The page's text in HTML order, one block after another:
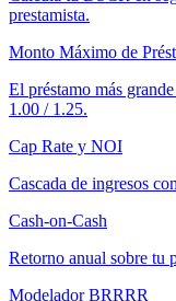
prestamista.
Monto Máximo de
El préstamo más
1.00 / 1.25.
Cap Rate y NOI
Cascada de ingresos
Cash-on-Cash
Retorno anual sobre tu
Modelador BRRRR